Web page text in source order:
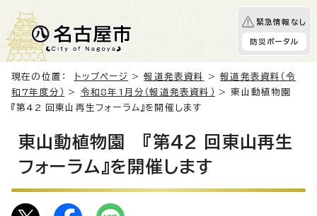
緊急情報なし
防災ポータル
現在の位置： トップページ >報道発表資料 >報道発表資料（令
和7年度分）
> 令和8年1月分（報道発表資料）
> 東山動植物園
『第42 回東山再生フォーラム』を開催します
東山動植物園 『第42 回東山再生
フォーラム』を開催します